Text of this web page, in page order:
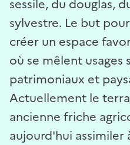
sessile, du douglas,
sylvestre. Le but
créer un espace
où se mêlent usages
patrimoniaux et
Actuellement le
ancienne friche
aujourd'hui assimiler